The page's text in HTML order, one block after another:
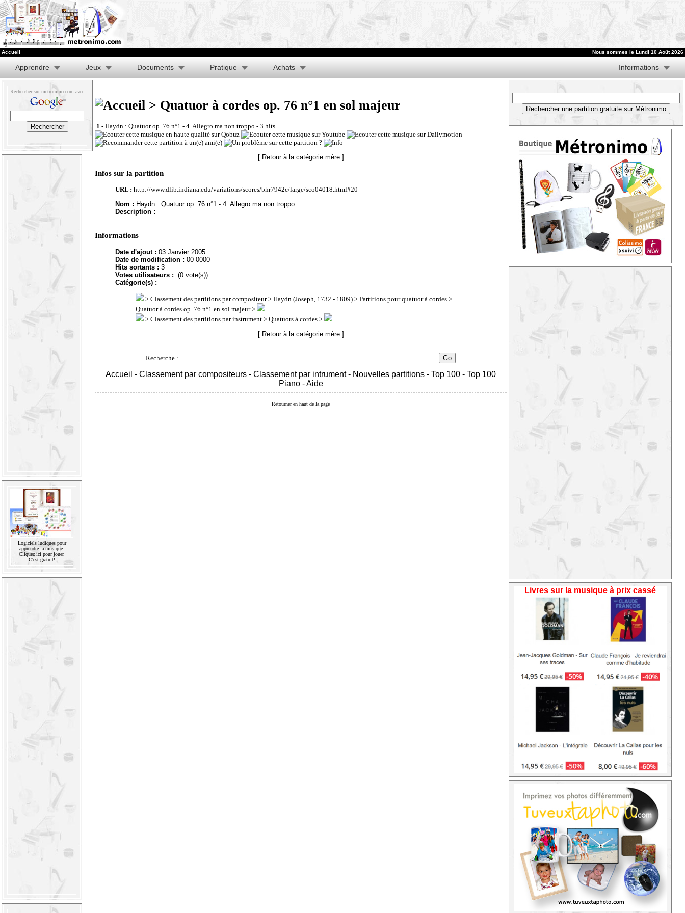
Accueil Nous sommes le Lundi 10 Août 2026
Apprendre Jeux Documents Pratique Achats Informations
Rechercher sur metronimo.com avec
Logiciels ludiques pour
apprendre la musique.
Cliquez ici pour jouer.
C'est gratuit!
> Quatuor à cordes op. 76 n°1 en sol majeur
1 - Haydn : Quatuor op. 76 n°1 - 4. Allegro ma non troppo - 3 hits
[ Retour à la catégorie mère ]
Infos sur la partition
URL : http://www.dlib.indiana.edu/variations/scores/bhr7942c/large/sco04018.html#20
Nom : Haydn : Quatuor op. 76 n°1 - 4. Allegro ma non troppo
Description :
Informations
Date d'ajout : 03 Janvier 2005
Date de modification : 00 0000
Hits sortants : 3
Votes utilisateurs : (0 vote(s))
Catégorie(s) :
> Classement des partitions par compositeur> Haydn (Joseph, 1732 - 1809) > Partitions pour quatuor à cordes >
Quatuor à cordes op. 76 n°1 en sol majeur >
> Classement des partitions par instrument > Quatuors à cordes >
[ Retour à la catégorie mère ]
Recherche :
Accueil - Classement par compositeurs - Classement par intrument- Nouvelles partitions - Top 100 - Top 100
Piano-Aide
Retourner en haut de la page
Livres sur la musique à prix cassé